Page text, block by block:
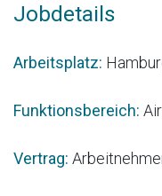
Jobdetails
Arbeitsplatz:
Funktionsbereich:
Vertrag: